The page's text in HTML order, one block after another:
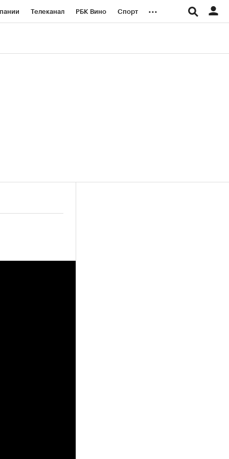
Телеканал РБК Вино Спорт ...